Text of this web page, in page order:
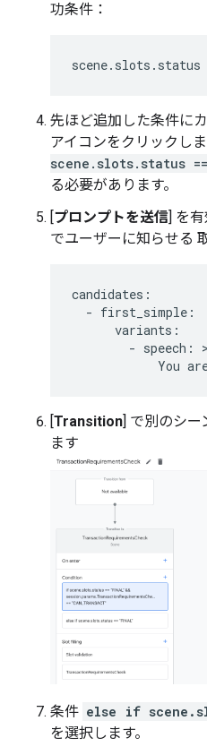
功条件：
先ほど追加した条件に
アイコンをクリックしま
scene.slots.status
る必要があります。
プロンプトを送信 ] を
でユーザーに知らせる
candidates :
- first_simple :
variants :
- speech : >
You
Transition ] で別のシ
ます
条件 else if
を選択します。